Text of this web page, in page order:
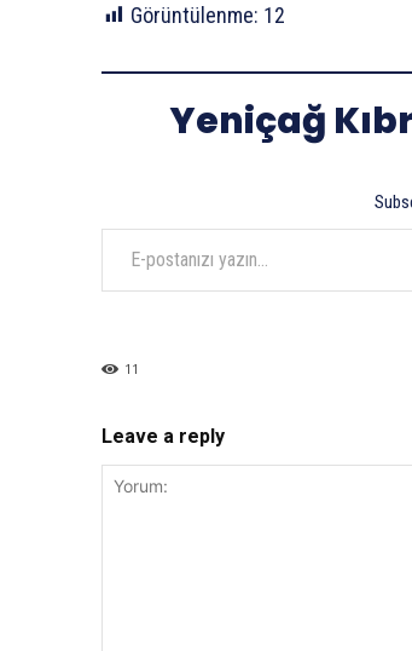
Görüntülenme: 12
Yeniçağ
E-postanızı yazın…
11
Leave a reply